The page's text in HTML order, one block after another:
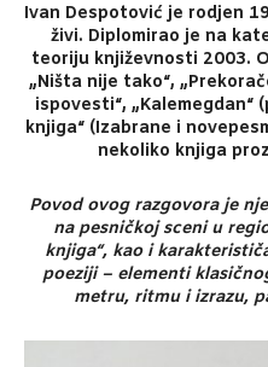
Ivan Despotović je rodjen
živi. Diplomirao je na
teoriju književnosti 2003.
„Ništa nije tako“,
ispovesti“, „Kalemegdan“
knjiga“ (Izabrane i
nekoliko knjiga
Povod ovog razgovora je
na pesničkoj sceni u
knjiga“, kao i
poeziji – elementi
metru, ritmu i izrazu,